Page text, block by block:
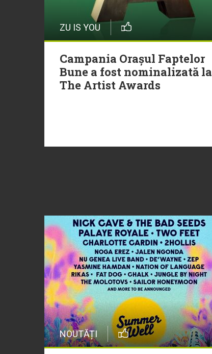
ZU IS YOU
Campania Orașul Faptelor
Bune a fost nominalizată la
The Artist Awards
NOUTĂȚI